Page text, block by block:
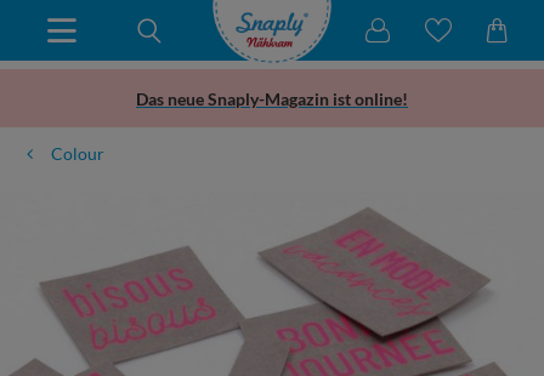
Das neue Snaply-Magazin ist online!
Colour